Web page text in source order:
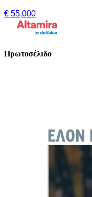
€ 55,000
Πρωτοσέλιδο